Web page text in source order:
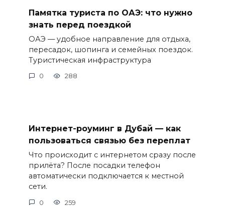
Памятка туриста по ОАЭ: что нужно
знать перед поездкой
ОАЭ — удобное направление для отдыха,
пересадок, шопинга и семейных поездок.
Туристическая инфраструктура
0 288
Интернет-роуминг в Дубай — как
пользоваться связью без переплат
Что происходит с интернетом сразу после
прилёта? После посадки телефон
автоматически подключается к местной
сети.
0 259